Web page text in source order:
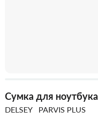
Сумка для ноутбука
DELSEY PARVIS PLUS